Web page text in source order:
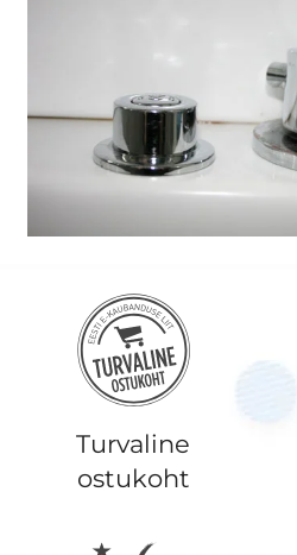
Turvaline
ostukoht